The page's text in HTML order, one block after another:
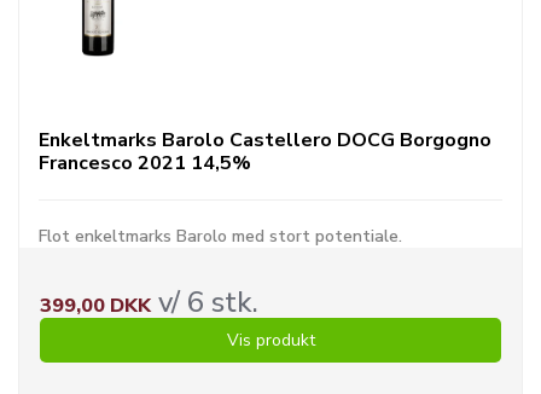
Enkeltmarks Barolo Castellero DOCG Borgogno
Francesco 2021 14,5%
Flot enkeltmarks Barolo med stort potentiale.
399,00 DKKv/ 6 stk.
Vis produkt